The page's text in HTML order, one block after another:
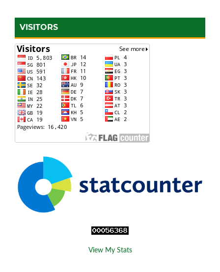
VISITORS
View My Stats